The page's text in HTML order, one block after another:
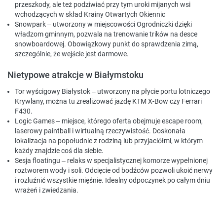
przeszkody, ale też podziwiać przy tym uroki mijanych wsi
wchodzących w skład Krainy Otwartych Okiennic
Snowpark– utworzony w miejscowości Ogrodniczki dzięki
władzom gminnym, pozwala na trenowanie trików na desce
snowboardowej. Obowiązkowy punkt do sprawdzenia zimą,
szczególnie, że wejście jest darmowe.
Nietypowe atrakcje w Białymstoku
Tor wyścigowy Białystok– utworzony na płycie portu lotniczego
Krywlany, można tu zrealizować jazdę KTM X-Bow czy Ferrari
F430.
Logic Games– miejsce, którego oferta obejmujeescape room,
laserowy paintball i wirtualną rzeczywistość. Doskonała
lokalizacja na popołudnie z rodziną lub przyjaciółmi, w którym
każdy znajdzie coś dla siebie.
Sesja floatingu – relaks w specjalistycznej komorze wypełnionej
roztworem wody i soli. Odcięcie od bodźców pozwoli ukoić nerwy
i rozluźnić wszystkie mięśnie. Idealny odpoczynek po całym dniu
wrażeń i zwiedzania.